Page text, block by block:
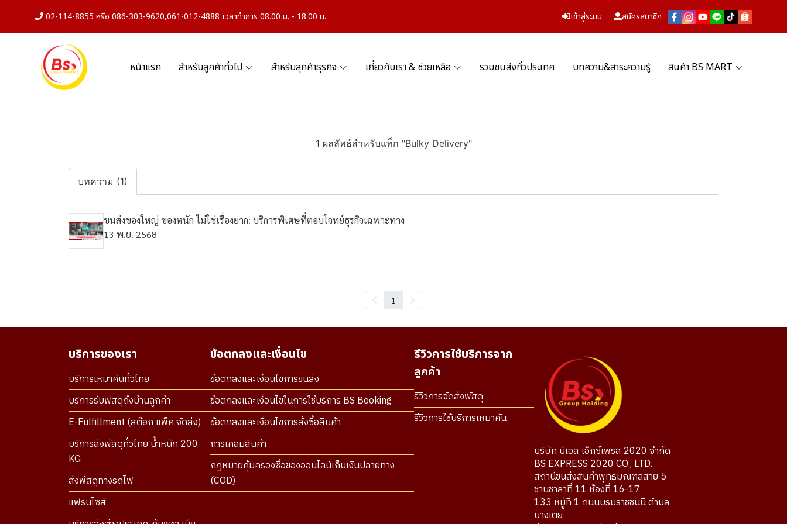
02-114-8855 หรือ 086-303-9620,061-012-4888 เวลาทำการ 08.00 น. - 18.00 น. เข้าสู่ระบบ สมัครสมาชิก
หน้าแรก สำหรับลูกค้าทั่วไป สำหรับลุกค้าธุรกิจ เกี่ยวกับเรา & ช่วยเหลือ รวมขนส่งทั่วประเทศ บทความ&สาระความรู้ สินค้า BS MART
1 ผลลัพธ์สำหรับแท็ก "Bulky Delivery"
บทความ (1)
ขนส่งของใหญ่ ของหนัก ไม่ใช่เรื่องยาก: บริการพิเศษที่ตอบโจทย์ธุรกิจเฉพาะทาง
13 พ.ย. 2568
1
บริการของเรา
บริการเหมาคันทั่วไทย
บริการรับพัสดุถึงบ้านลูกค้า
E-Fulfillment (สต๊อก แพ็ค จัดส่ง)
บริการส่งพัสดุทั่วไทย น้ำหนัก 200
KG
ส่งพัสดุทางรถไฟ
แฟรนไซส์
ข้อตกลงและเงื่อนไข
ข้อตกลงและเงื่อนไขการขนส่ง
ข้อตกลงและเงื่อนไขในการใช้บริการ BS Booking
ข้อตกลงและเงื่อนไขการสั่งซื้อสินค้า
การเคลมสินค้า
กฎหมายคุ้มครองซื้อของออนไลน์เก็บเงินปลายทาง
(COD)
รีวิวการใช้บริการจาก
ลูกค้า
รีวิวการจัดส่งพัสดุ
รีวิวการใช้บริการเหมาคัน
บริษัท บีเอส เอ็กซ์เพรส 2020 จำกัด
BS EXPRESS 2020 CO., LTD.
สถานีขนส่งสินค้าพุทธมณฑลสาย 5
ชานชาลาที่ 11 ห้องที่ 16-17
133 หมู่ที่ 1 ถนนบรมราชชนนี ตำบล
บางเตย